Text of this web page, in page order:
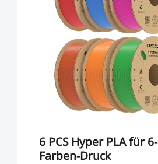
6 PCS Hyper PLA für 6-
Farben-Druck